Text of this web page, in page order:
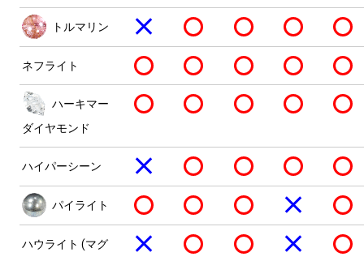
トルマリン
ネフライト
ハーキマー
ダイヤモンド
ハイパーシーン
パイライト
ハウライト (マグ